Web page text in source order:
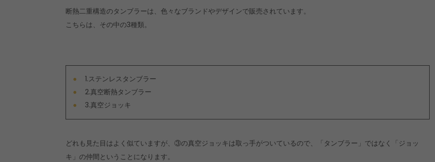
断熱二重構造のタンブラーは、色々なブランドやデザインで販売されています。
こちらは、その中の3種類。
1.ステンレスタンブラー
2.真空断熱タンブラー
3.真空ジョッキ
どれも見た目はよく似ていますが、③の真空ジョッキは取っ手がついているので、「タンブラー」ではなく「ジョッ
キ」の仲間ということになります。